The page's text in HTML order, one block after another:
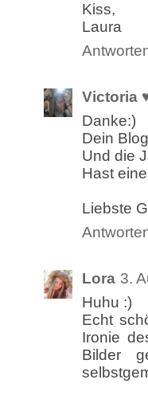
Kiss,
Laura
Victoria
Danke:)
Dein
Und die
Hast
Liebste
Lora 3.
Huhu :)
Echt
Ironie
Bilder